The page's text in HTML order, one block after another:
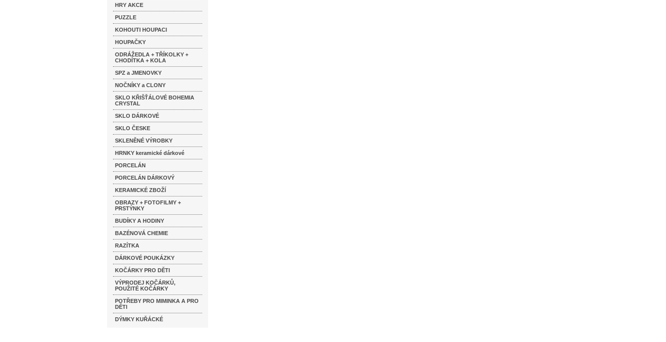
HRY AKCE
PUZZLE
KOHOUTI HOUPACI
HOUPAČKY
ODRÁŽEDLA + TŘÍKOLKY +
CHODÍTKA + KOLA
SPZ a JMENOVKY
NOČNÍKY a CLONY
SKLO KŘIŠŤÁLOVÉ BOHEMIA
CRYSTAL
SKLO DÁRKOVÉ
SKLO ČESKE
SKLENĚNÉ VÝROBKY
HRNKY keramické dárkové
PORCELÁN
PORCELÁN DÁRKOVÝ
KERAMICKÉ ZBOŽÍ
OBRAZY + FOTOFILMY +
PRSTÝNKY
BUDÍKY A HODINY
BAZÉNOVÁ CHEMIE
RAZÍTKA
DÁRKOVÉ POUKÁZKY
KOČÁRKY PRO DĚTI
VÝPRODEJ KOČÁRKŮ,
POUŽITÉ KOČÁRKY
POTŘEBY PRO MIMINKA A PRO
DĚTI
DÝMKY KUŘÁCKÉ